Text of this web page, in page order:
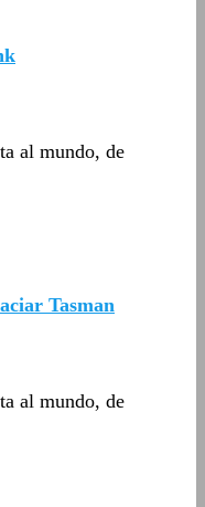
al mundo, de
Tasman
al mundo, de